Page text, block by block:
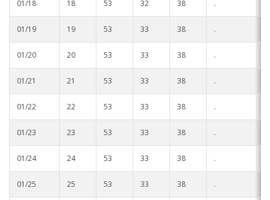
01/18 18 53 32 38 .
01/19 19 53 33 38 .
01/20 20 53 33 38 .
01/21 21 53 33 38 .
01/22 22 53 33 38 .
01/23 23 53 33 38 .
01/24 24 53 33 38 .
01/25 25 53 33 38 .